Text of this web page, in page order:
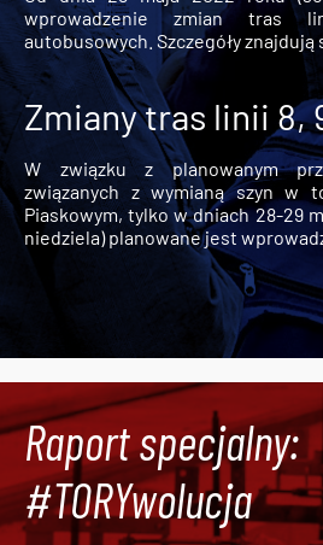
wprowadzenie zmian tras
autobusowych. Szczegóły znajdują
Zmiany tras linii 8,
W związku z planowanym
związanych z wymianą szyn w
Piaskowym, tylko w dniach 28-29
niedziela) planowane jest
Raport specjalny:
#TORYwolucja